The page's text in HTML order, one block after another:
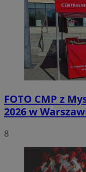
FOTO CMP z
2026 w
8